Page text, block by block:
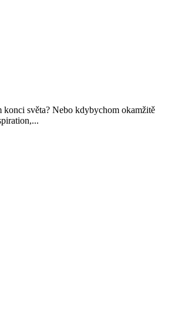
konci světa? Nebo kdybychom okamžitě